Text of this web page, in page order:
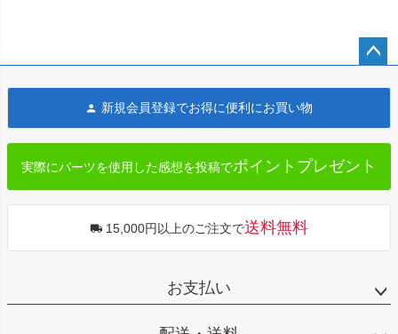
へ
新規会員登録でお得に便利にお買い物
実際にパーツを使用した感想を投稿でポイントプレゼント
15,000円以上のご注文で送料無料
お支払い